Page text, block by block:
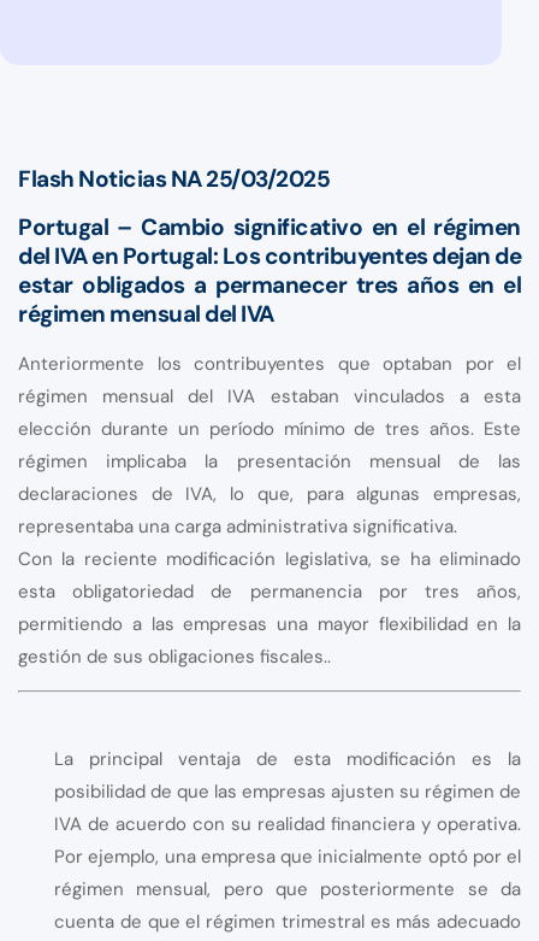
Flash Noticias NA 25/03/2025
Portugal – Cambio significativo en el régimen
del IVA en Portugal: Los contribuyentes dejan de
estar obligados a permanecer tres años en el
régimen mensual del IVA
Anteriormente los contribuyentes que optaban por el
régimen mensual del IVA estaban vinculados a esta
elección durante un período mínimo de tres años. Este
régimen implicaba la presentación mensual de las
declaraciones de IVA, lo que, para algunas empresas,
representaba una carga administrativa significativa.
Con la reciente modificación legislativa, se ha eliminado
esta obligatoriedad de permanencia por tres años,
permitiendo a las empresas una mayor flexibilidad en la
gestión de sus obligaciones fiscales..
La principal ventaja de esta modificación es la
posibilidad de que las empresas ajusten su régimen de
IVA de acuerdo con su realidad financiera y operativa.
Por ejemplo, una empresa que inicialmente optó por el
régimen mensual, pero que posteriormente se da
cuenta de que el régimen trimestral es más adecuado